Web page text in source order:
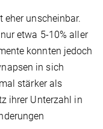
eher unscheinbar.
etwa 5-10% aller
konnten jedoch
in sich
stärker als
ihrer Unterzahl in